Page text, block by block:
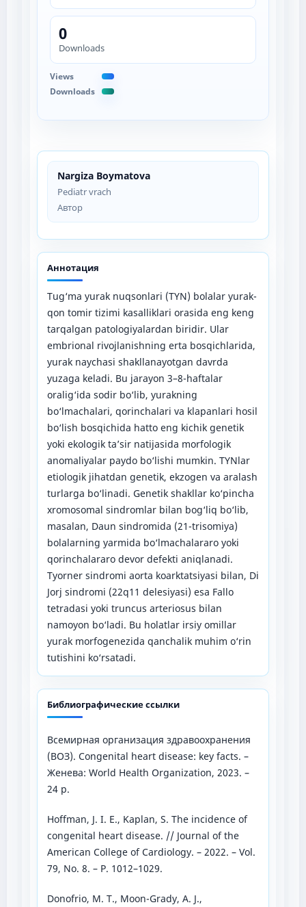
Nargiza Boymatova
Pediatr vrach
Автор
Аннотация
Tug‘ma yurak nuqsonlari (TYN) bolalar yurak-
qon tomir tizimi kasalliklari orasida eng keng
tarqalgan patologiyalardan biridir. Ular
embrional rivojlanishning erta bosqichlarida,
yurak naychasi shakllanayotgan davrda
yuzaga keladi. Bu jarayon 3–8-haftalar
oralig‘ida sodir bo‘lib, yurakning
bo‘lmachalari, qorinchalari va klapanlari hosil
bo‘lish bosqichida hatto eng kichik genetik
yoki ekologik ta’sir natijasida morfologik
anomaliyalar paydo bo‘lishi mumkin. TYNlar
etiologik jihatdan genetik, ekzogen va aralash
turlarga bo‘linadi. Genetik shakllar ko‘pincha
xromosomal sindromlar bilan bog‘liq bo‘lib,
masalan, Daun sindromida (21-trisomiya)
bolalarning yarmida bo‘lmachalararo yoki
qorinchalararo devor defekti aniqlanadi.
Tyorner sindromi aorta koarktatsiyasi bilan, Di
Jorj sindromi (22q11 delesiyasi) esa Fallo
tetradasi yoki truncus arteriosus bilan
namoyon bo‘ladi. Bu holatlar irsiy omillar
yurak morfogenezida qanchalik muhim o‘rin
tutishini ko‘rsatadi.
Библиографические ссылки
Всемирная организация здравоохранения
(ВОЗ). Congenital heart disease: key facts. –
Женева: World Health Organization, 2023. –
24 p.
Hoffman, J. I. E., Kaplan, S. The incidence of
congenital heart disease. // Journal of the
American College of Cardiology. – 2022. – Vol.
79, No. 8. – P. 1012–1029.
Donofrio, M. T., Moon-Grady, A. J.,
0
Downloads
Views
Downloads